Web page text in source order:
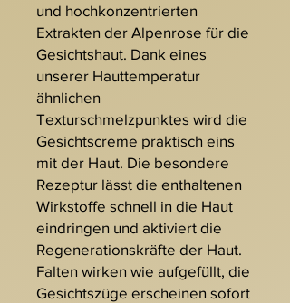
und hochkonzentrierten
Extrakten der Alpenrose für die
Gesichtshaut. Dank eines
unserer Hauttemperatur
ähnlichen
Texturschmelzpunktes wird die
Gesichtscreme praktisch eins
mit der Haut. Die besondere
Rezeptur lässt die enthaltenen
Wirkstoffe schnell in die Haut
eindringen und aktiviert die
Regenerationskräfte der Haut.
Falten wirken wie aufgefüllt, die
Gesichtszüge erscheinen sofort